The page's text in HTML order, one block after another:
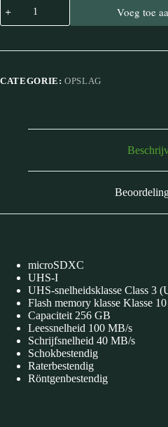
Voeg toe
CATEGORIE:OPSLAG
microSDXC
UHS-I
UHS-snelheidsklasse Class 3
Flash memory klasse Klasse 10
Capaciteit 256 GB
Leessnelheid 100 MB/s
Schrijfsnelheid 40 MB/s
Schokbestendig
Raterbestendig
Röntgenbestendig